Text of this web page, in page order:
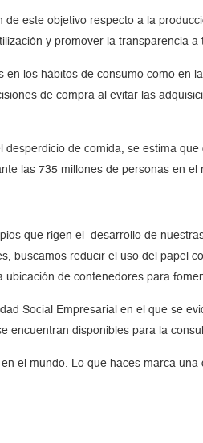
este objetivo respecto a la
y promover la transparencia
los hábitos de consumo como en
de compra al evitar las
de comida, se estima
las 735 millones de personas en el
que rigen el desarrollo de
buscamos reducir el uso del papel
de contenedores para
Social Empresarial en el que se
encuentran disponibles para la
el mundo. Lo que haces marca